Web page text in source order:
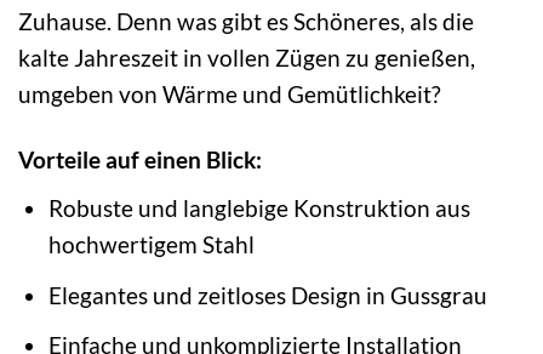
Zuhause. Denn was gibt es Schöneres, als die
kalte Jahreszeit in vollen Zügen zu genießen,
umgeben von Wärme und Gemütlichkeit?
Vorteile auf einen Blick:
Robuste und langlebige Konstruktion aus
hochwertigem Stahl
Elegantes und zeitloses Design in Gussgrau
Einfache und unkomplizierte Installation